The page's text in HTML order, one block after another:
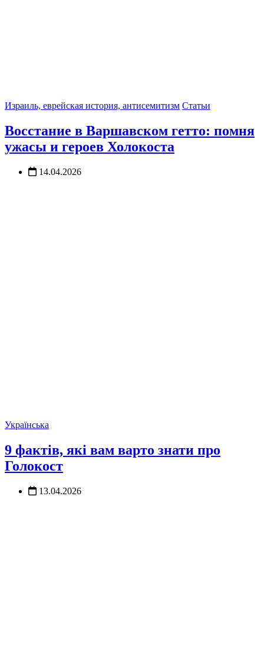
Израиль, еврейская история, антисемитизм Статьи
Восстание в Варшавском гетто: помня
ужасы и героев Холокоста
14.04.2026
Українська
9 фактів, які вам варто знати про
Голокост
13.04.2026